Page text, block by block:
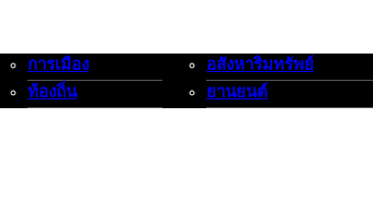
การเมือง-ท้องถิ่น
การเมือง
ท้องถิ่น
อสังหาริมทรัพย์-ยานยนต์
อสังหาริมทรัพย์
ยานยนต์